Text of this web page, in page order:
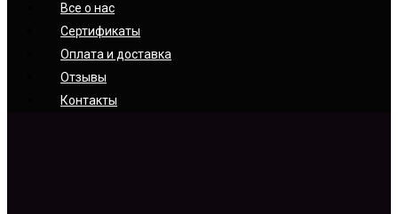
Все о нас
Сертификаты
Оплата и доставка
Отзывы
Контакты